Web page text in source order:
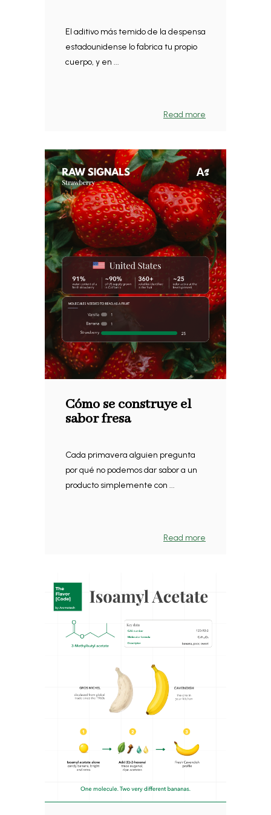
El aditivo más temido de la despensa
estadounidense lo fabrica tu propio
cuerpo, y en ...
Read more
Cómo se construye el
sabor fresa
Cada primavera alguien pregunta
por qué no podemos dar sabor a un
producto simplemente con ...
Read more